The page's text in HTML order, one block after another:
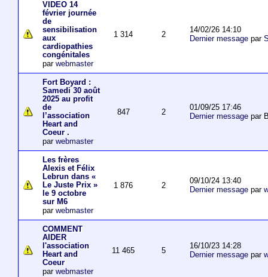
VIDEO 14
février journée
de
sensibilisation
aux
cardiopathies
congénitales
par webmaster
1 314 2
14/02/26 14:10
Dernier messagepar
Fort Boyard :
Samedi 30 août
2025 au profit
de
l’association
Heart and
Coeur .
par webmaster
847 2
01/09/25 17:46
Dernier messagepar
Les frères
Alexis et Félix
Lebrun dans «
Le Juste Prix »
le 9 octobre
sur M6
par webmaster
1 876 2
09/10/24 13:40
Dernier messagepar
COMMENT
AIDER
l'association
Heart and
Coeur
par webmaster
11 465 5
16/10/23 14:28
Dernier messagepar